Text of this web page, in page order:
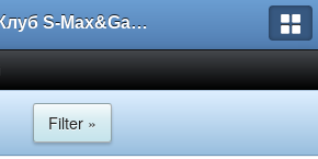
Клуб S-Max&Galaxy
Filter »